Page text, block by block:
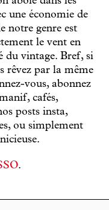
une économie de
notre genre est
le vent en
du vintage. Bref, si
rêvez par la même
vous, abonnez
cafés,
posts insta,
ou simplement
.